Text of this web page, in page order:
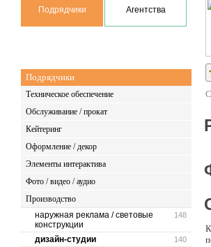
Подрядчики Агентства
Подрядчики
Техническое обеспечение
Обслуживание / прокат
Кейтеринг
Оформление / декор
Элементы интерактива
Фото / видео / аудио
Производство
148
наружная реклама / световые
конструкции
140
дизайн-студии